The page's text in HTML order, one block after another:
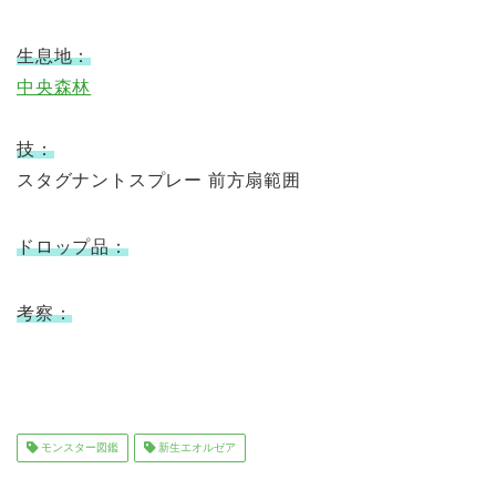
生息地：
中央森林
技：
スタグナントスプレー 前方扇範囲
ドロップ品：
考察：
モンスター図鑑 新生エオルゼア